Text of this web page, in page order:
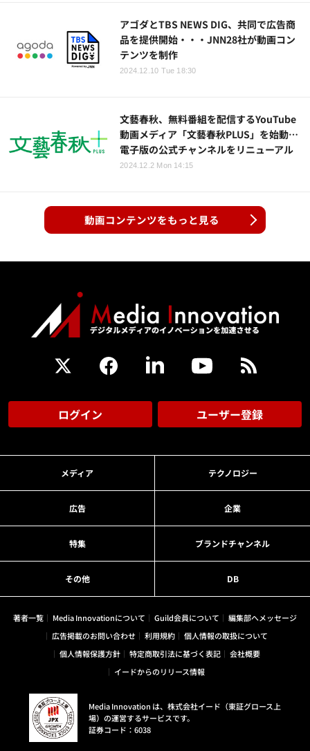
アゴダとTBS NEWS DIG、共同で広告商
品を提供開始・・・JNN28社が動画コン
テンツを制作
2024.12.10 Tue 18:30
文藝春秋、無料番組を配信するYouTube
動画メディア「文藝春秋PLUS」を始動…
電子版の公式チャンネルをリニューアル
2024.12.2 Mon 14:15
動画コンテンツをもっと見る
ログイン ユーザー登録
メディア テクノロジー
広告 企業
特集 ブランドチャンネル
その他 DB
著者一覧 Media Innovationについて Guild会員について
編集部へメッセージ
広告掲載のお問い合わせ
利用規約
個人情報の取扱について
個人情報保護方針
特定商取引法に基づく表記
会社概要
イードからのリリース情報
Media Innovation は、株式会社イード（東証グロース上
場）の運営するサービスです。
証券コード：6038